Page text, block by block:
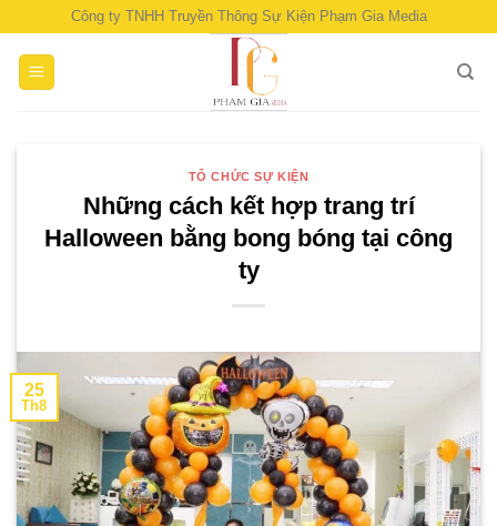
content
Công ty TNHH Truyền Thông Sự Kiện Phạm Gia Media
TỔ CHỨC SỰ KIỆN
Những cách kết hợp trang trí
Halloween bằng bong bóng tại công
ty
25
Th8